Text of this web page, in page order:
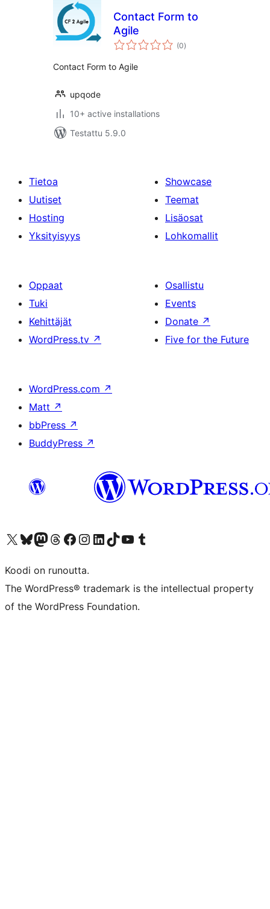
Contact Form to
Agile
(0arvosanat
yhteensä
)
Contact Form to Agile
upqode
10+ active installations
Testattu 5.9.0
Tietoa
Uutiset
Hosting
Yksityisyys
Showcase
Teemat
Lisäosat
Lohkomallit
Oppaat
Tuki
Kehittäjät
WordPress.tv ↗
Osallistu
Events
Donate ↗
Five for the Future
WordPress.com ↗
Matt ↗
bbPress ↗
BuddyPress ↗
Visit our X (formerly Twitter) account
Visit our Bluesky account
Visit our Mastodon account
Visit our Threads account
Visit our Facebook page
Visit our Instagram account
Visit our LinkedIn account
Visit our TikTok account
Näytä YouTube-kanava
Visit our Tumblr account
Koodi on runoutta.
The WordPress® trademark is the intellectual property
of the WordPress Foundation.